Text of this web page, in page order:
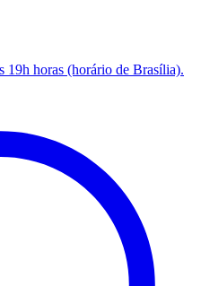
19h horas (horário de Brasília).